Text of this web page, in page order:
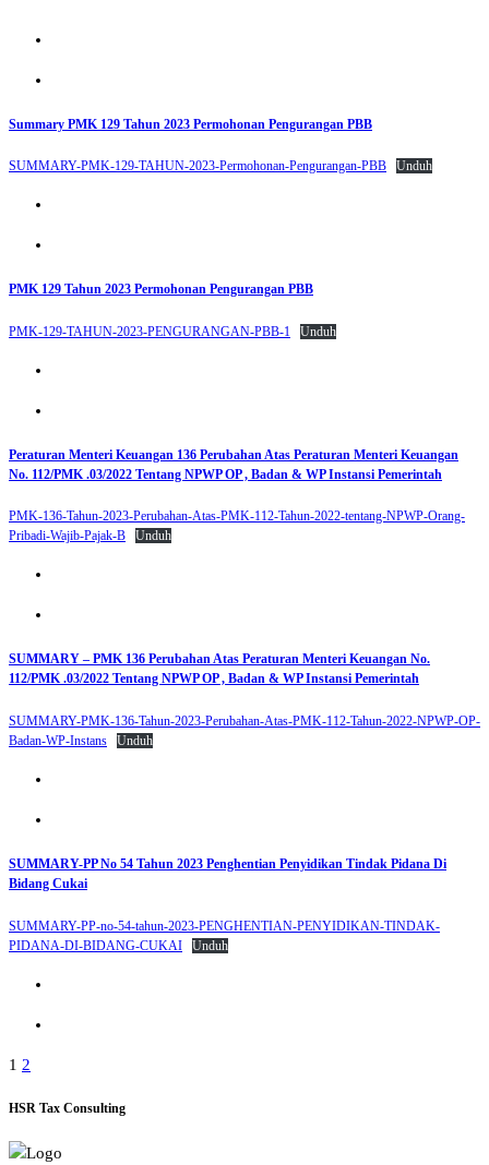
Summary PMK 129 Tahun 2023 Permohonan Pengurangan PBB
SUMMARY-PMK-129-TAHUN-2023-Permohonan-Pengurangan-PBB Unduh
PMK 129 Tahun 2023 Permohonan Pengurangan PBB
PMK-129-TAHUN-2023-PENGURANGAN-PBB-1 Unduh
Peraturan Menteri Keuangan 136 Perubahan Atas Peraturan Menteri Keuangan
No. 112/PMK .03/2022 Tentang NPWP OP , Badan & WP Instansi Pemerintah
PMK-136-Tahun-2023-Perubahan-Atas-PMK-112-Tahun-2022-tentang-NPWP-Orang-
Pribadi-Wajib-Pajak-B
Unduh
SUMMARY – PMK 136 Perubahan Atas Peraturan Menteri Keuangan No.
112/PMK .03/2022 Tentang NPWP OP , Badan & WP Instansi Pemerintah
SUMMARY-PMK-136-Tahun-2023-Perubahan-Atas-PMK-112-Tahun-2022-NPWP-OP-
Badan-WP-Instans
Unduh
SUMMARY-PP No 54 Tahun 2023 Penghentian Penyidikan Tindak Pidana Di
Bidang Cukai
SUMMARY-PP-no-54-tahun-2023-PENGHENTIAN-PENYIDIKAN-TINDAK-
PIDANA-DI-BIDANG-CUKAI
Unduh
Paginasi
pos
1 2
HSR Tax Consulting